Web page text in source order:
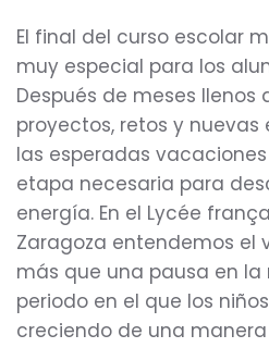
El final del curso escolar
muy especial para los
Después de meses llenos
proyectos, retos y nuevas
las esperadas
etapa necesaria para
energía. En el Lycée
Zaragoza entendemos el
más que una pausa en la
periodo en el que los
creciendo de una